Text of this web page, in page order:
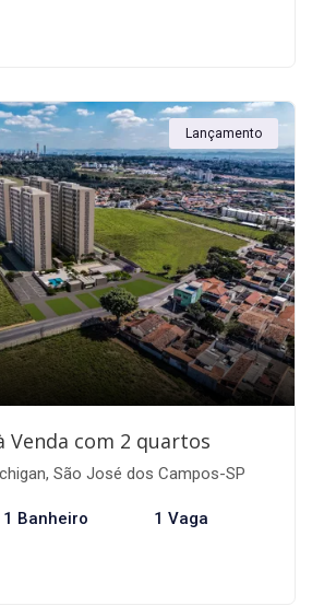
Lançamento
com 2 quartos
São José dos Campos-SP
1 Banheiro 1 Vaga